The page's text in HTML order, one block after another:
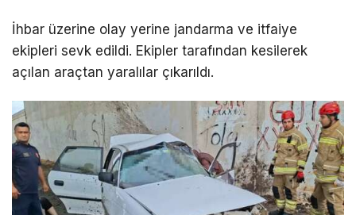
İhbar üzerine olay yerine jandarma ve itfaiye
ekipleri sevk edildi. Ekipler tarafından kesilerek
açılan araçtan yaralılar çıkarıldı.